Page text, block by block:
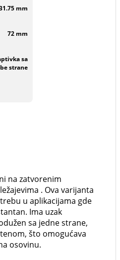
mm
72 mm
sa
strane
na zatvorenim
. Ova varijanta
u aplikacijama gde
Ima uzak
sa jedne strane,
što omogućava
osovinu.